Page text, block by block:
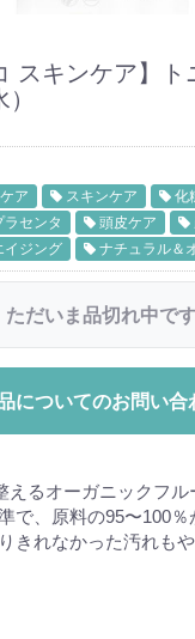
スキンケア】
ア スキンケア
化
ラセンタ 頭皮ケア
イジング ナチュラル＆
ただいま品切れ中で
についてのお問い合
えるオーガニックフル
で、原料の95〜100％
きれなかった汚れも